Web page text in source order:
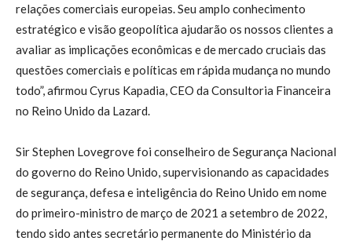
relações comerciais europeias. Seu amplo conhecimento
estratégico e visão geopolítica ajudarão os nossos clientes a
avaliar as implicações econômicas e de mercado cruciais das
questões comerciais e políticas em rápida mudança no mundo
todo”, afirmou Cyrus Kapadia, CEO da Consultoria Financeira
no Reino Unido da Lazard.
Sir Stephen Lovegrove foi conselheiro de Segurança Nacional
do governo do Reino Unido, supervisionando as capacidades
de segurança, defesa e inteligência do Reino Unido em nome
do primeiro-ministro de março de 2021 a setembro de 2022,
tendo sido antes secretário permanente do Ministério da